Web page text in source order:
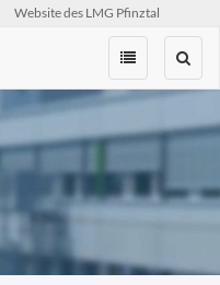
Website des LMG Pfinztal